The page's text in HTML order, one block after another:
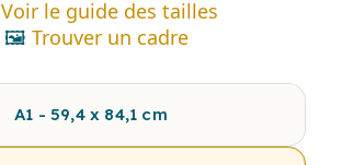
Voir le guide des tailles
🖼️ Trouver un cadre
A1 - 59,4 x 84,1 cm